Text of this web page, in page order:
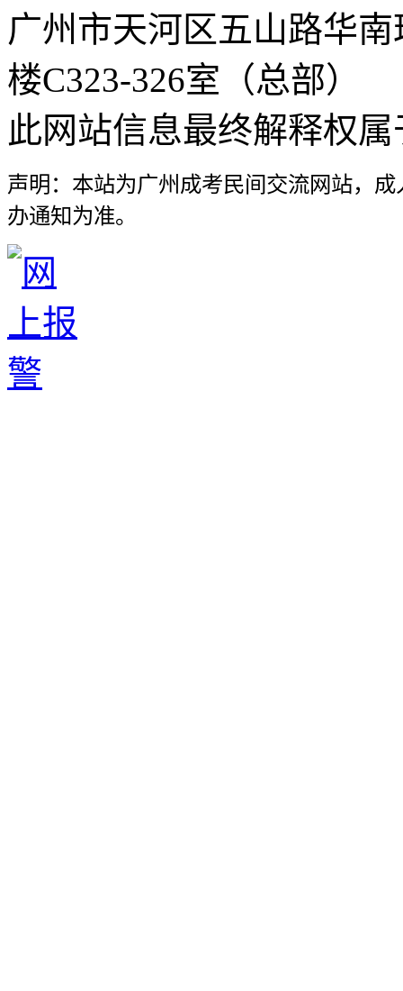
广州市天河区五山路华
楼C323-326室（总部）
此网站信息最终解释权
声明：本站为广州成考民间交流网站，
办通知为准。